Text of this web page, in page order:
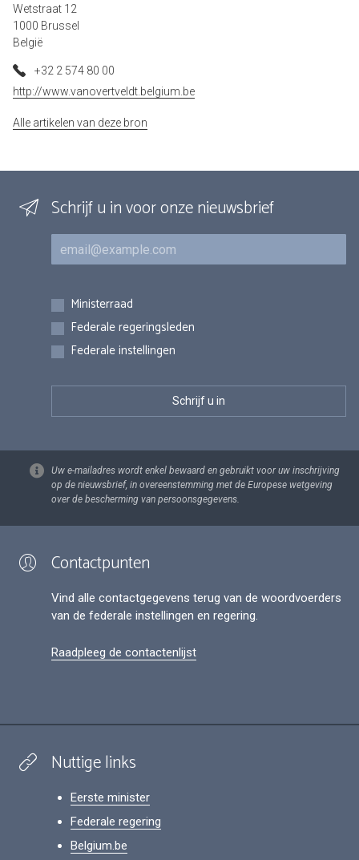
Wetstraat 12
1000 Brussel
België
+32 2 574 80 00
http://www.vanovertveldt.belgium.be
Alle artikelen van deze bron
Schrijf u in voor onze nieuwsbrief
E-mail
Inschrijvingen
Ministerraad
Federale regeringsleden
Federale instellingen
Uw e-mailadres wordt enkel bewaard en gebruikt voor uw inschrijving
op de nieuwsbrief, in overeenstemming met de Europese wetgeving
over de bescherming van persoonsgegevens.
Contactpunten
Vind alle contactgegevens terug van de woordvoerders
van de federale instellingen en regering.
Raadpleeg de contactenlijst
Nuttige links
Eerste minister
Federale regering
Belgium.be